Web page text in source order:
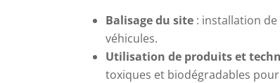
Balisage du site : installation
véhicules.
Utilisation de produits et
toxiques et biodégradables